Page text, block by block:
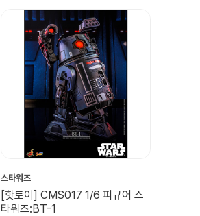
스타워즈
[핫토이] CMS017 1/6 피규어 스
타워즈:BT-1